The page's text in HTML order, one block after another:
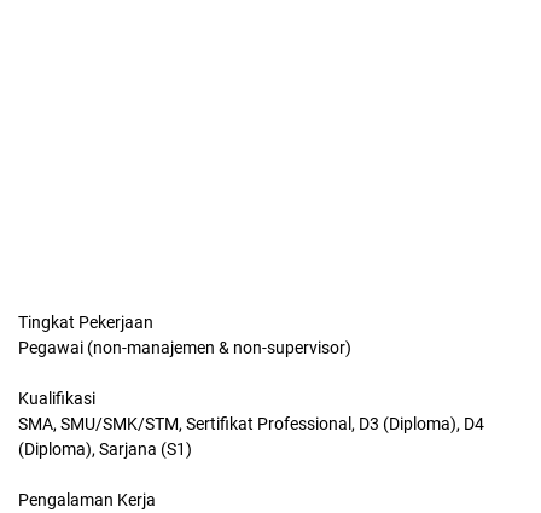
Tingkat Pekerjaan
Pegawai (non-manajemen & non-supervisor)
Kualifikasi
SMA, SMU/SMK/STM, Sertifikat Professional, D3 (Diploma), D4
(Diploma), Sarjana (S1)
Pengalaman Kerja